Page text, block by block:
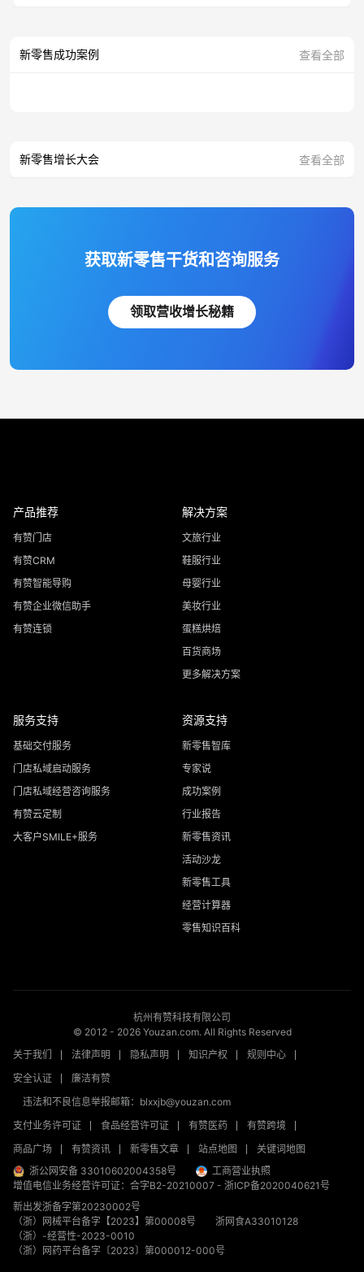
新零售成功案例 查看全部
新零售增长大会 查看全部
获取新零售干货和咨询服务
领取营收增长秘籍
产品推荐
有赞门店
有赞CRM
有赞智能导购
有赞企业微信助手
有赞连锁
解决方案
文旅行业
鞋服行业
母婴行业
美妆行业
蛋糕烘焙
百货商场
更多解决方案
服务支持
基础交付服务
门店私域启动服务
门店私域经营咨询服务
有赞云定制
大客户SMILE+服务
资源支持
新零售智库
专家说
成功案例
行业报告
新零售资讯
活动沙龙
新零售工具
经营计算器
零售知识百科
杭州有赞科技有限公司
© 2012 - 2026Youzan.com. All Rights Reserved
关于我们
法律声明 隐私声明 知识产权
规则中心
安全认证
廉洁有赞
违法和不良信息举报邮箱：blxxjb@youzan.com
支付业务许可证
食品经营许可证 有赞医药
有赞跨境
商品广场
有赞资讯 新零售文章 站点地图
关键词地图
浙公网安备 33010602004358号
工商营业执照
增值电信业务经营许可证：合字B2-20210007 - 浙ICP备2020040621号
新出发浙备字第20230002号
（浙）网械平台备字【2023】第00008号
浙网食A33010128
（浙）-经营性-2023-0010
（浙）网药平台备字〔2023〕第000012-000号